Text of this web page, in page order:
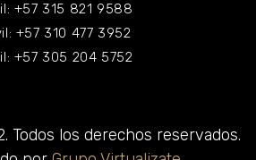
+57 315 821 9588
+57 310 477 3952
+57 305 204 5752
Todos los derechos reservados.